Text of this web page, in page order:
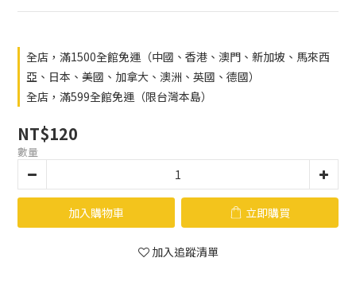
全店，滿1500全館免運（中國、香港、澳門、新加坡、馬來西
亞、日本、美國、加拿大、澳洲、英國、德國）
全店，滿599全館免運（限台灣本島）
NT$120
數量
加入購物車 立即購買
加入追蹤清單